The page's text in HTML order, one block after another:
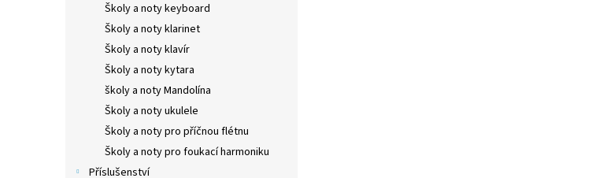
Školy a noty keyboard
Školy a noty klarinet
Školy a noty klavír
Školy a noty kytara
školy a noty Mandolína
Školy a noty ukulele
Školy a noty pro příčnou flétnu
Školy a noty pro foukací harmoniku
Příslušenství